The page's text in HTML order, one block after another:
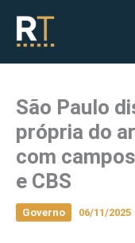
conteúdo
São Paulo
própria do
com
e CBS
Governo 06/11/2025